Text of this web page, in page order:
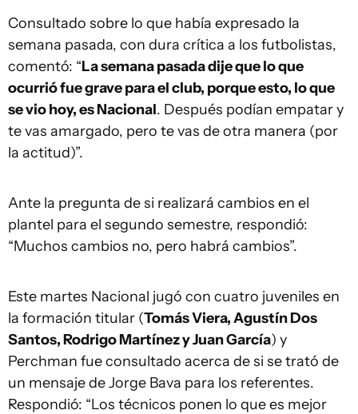
Consultado sobre lo que había expresado la
semana pasada, con dura crítica a los futbolistas,
comentó: “La semana pasada dije que lo que
ocurrió fue grave para el club, porque esto, lo que
se vio hoy, es Nacional. Después podían empatar y
te vas amargado, pero te vas de otra manera (por
la actitud)”.
Ante la pregunta de si realizará cambios en el
plantel para el segundo semestre, respondió:
“Muchos cambios no, pero habrá cambios”.
Este martes Nacional jugó con cuatro juveniles en
la formación titular (Tomás Viera, Agustín Dos
Santos, Rodrigo Martínez y Juan García) y
Perchman fue consultado acerca de si se trató de
un mensaje de Jorge Bava para los referentes.
Respondió: “Los técnicos ponen lo que es mejor